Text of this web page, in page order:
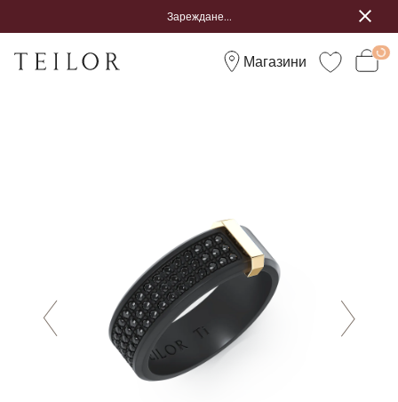
Зареждане...
Магазини